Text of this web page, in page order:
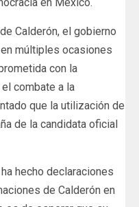
Calderón, el gobierno
múltiples ocasiones
con la
combate a la
que la utilización de
de la candidata oficial
hecho declaraciones
de Calderón en